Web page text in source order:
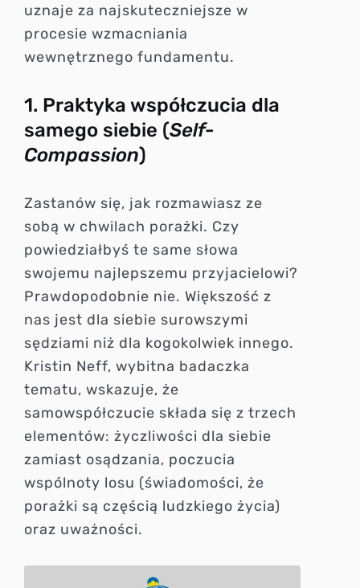
uznaje za najskuteczniejsze w
procesie wzmacniania
wewnętrznego fundamentu.
1. Praktyka współczucia dla
samego siebie (Self-
Compassion)
Zastanów się, jak rozmawiasz ze
sobą w chwilach porażki. Czy
powiedziałbyś te same słowa
swojemu najlepszemu przyjacielowi?
Prawdopodobnie nie. Większość z
nas jest dla siebie surowszymi
sędziami niż dla kogokolwiek innego.
Kristin Neff, wybitna badaczka
tematu, wskazuje, że
samowspółczucie składa się z trzech
elementów: życzliwości dla siebie
zamiast osądzania, poczucia
wspólnoty losu (świadomości, że
porażki są częścią ludzkiego życia)
oraz uważności.